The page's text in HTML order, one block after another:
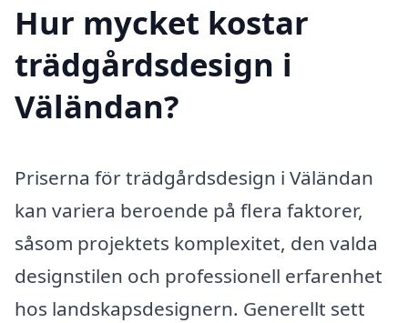
Hur mycket kostar
trädgårdsdesign i
Väländan?
Priserna för trädgårdsdesign i Väländan
kan variera beroende på flera faktorer,
såsom projektets komplexitet, den valda
designstilen och professionell erfarenhet
hos landskapsdesignern. Generellt sett